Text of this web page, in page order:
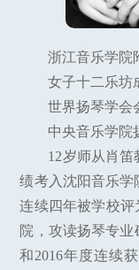
浙江音乐学院
女子十二乐坊
世界扬琴学会
中央音乐学院
12岁师从肖笛
绩考入沈阳音乐学
连续四年被学校评
院，攻读扬琴专业
和2016年度连续